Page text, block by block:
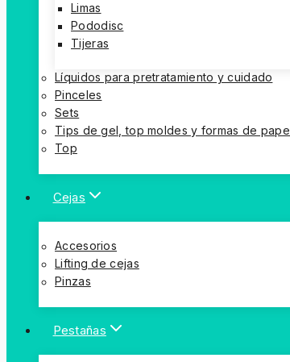
Limas
Pododisc
Tijeras
Líquidos para pretratamiento y cuidado
Pinceles
Sets
Tips de gel, top moldes y formas de papel
Top
Cejas
Accesorios
Lifting de cejas
Pinzas
Pestañas